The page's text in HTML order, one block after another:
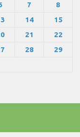
7
8
14
15
21
22
28
29